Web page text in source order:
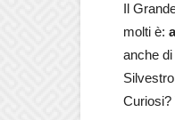
Il
molti è:
anche
Curiosi?